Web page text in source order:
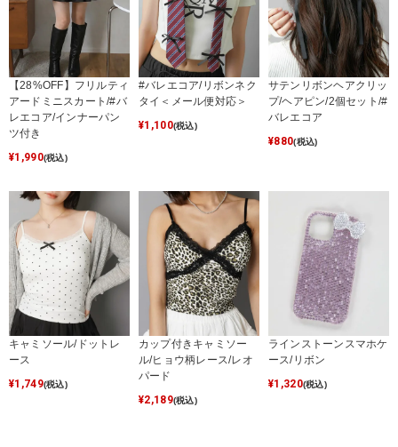
【28%OFF】フリルティ
アードミニスカート/#バ
レエコア/インナーパン
ツ付き
¥1,990(税込)
#バレエコア/リボンネク
タイ＜メール便対応＞
¥1,100(税込)
サテンリボンヘアクリッ
プ/ヘアピン/2個セット/#
バレエコア
¥880(税込)
キャミソール/ドットレ
ース
¥1,749(税込)
カップ付きキャミソー
ル/ヒョウ柄レース/レオ
パード
¥2,189(税込)
ラインストーンスマホケ
ース/リボン
¥1,320(税込)